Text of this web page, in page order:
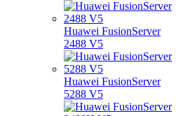
Huawei FusionServer
2488 V5
Huawei FusionServer
5288 V5